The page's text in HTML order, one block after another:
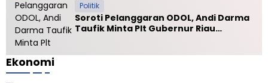
Politik
Soroti Pelanggaran ODOL, Andi Darma
Taufik Minta Plt Gubernur Riau
Ekonomi